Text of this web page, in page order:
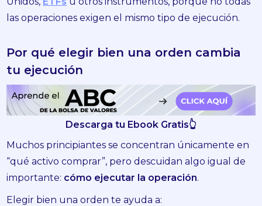
las operaciones exigen el mismo tipo de ejecución.
Por qué elegir bien una orden cambia
tu ejecución
Descarga tu Ebook Gratis👆
Muchos principiantes se concentran únicamente en
“qué activo comprar”, pero descuidan algo igual de
importante: cómo ejecutar la operación.
Elegir bien una orden te ayuda a: